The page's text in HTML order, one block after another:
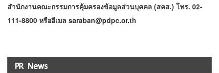
สำนักงานคณะกรรมการคุ้มครองข้อมูลส่วนบุคคล (สคส.) โทร. 02-
111-8800 หรืออีเมล saraban@pdpc.or.th
PR News